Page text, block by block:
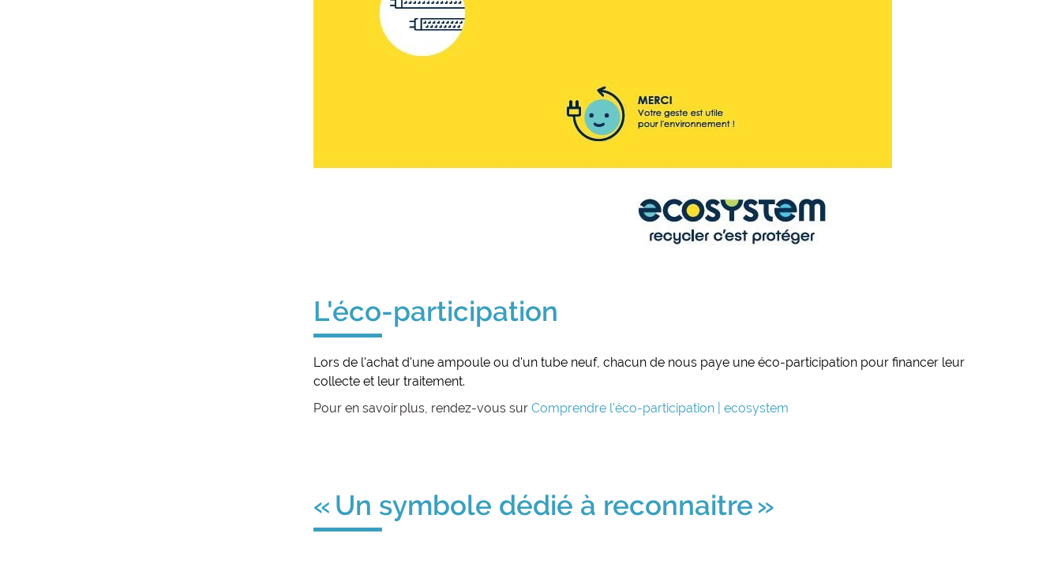
L'éco-participation
Lors de l'achat d'une ampoule ou d'un tube neuf, chacun de nous paye une éco-participation pour financer leur
collecte et leur traitement.
Pour en savoir plus, rendez-vous sur Comprendre l'éco-participation | ecosystem
« Un symbole dédié à reconnaitre »